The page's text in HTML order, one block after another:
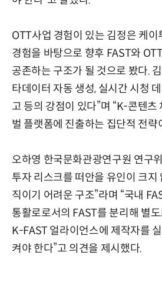
OTT사업 경험이 있는 김정은 케이
경험을 바탕으로 향후 FAST와
공존하는 구조가 될 것으로 봤다.
타데이터 자동 생성, 실시간 시청
고 등의 강점이 있다”며 “K-콘텐
벌 플랫폼에 진출하는 집단적 전략
오하영 한국문화관광연구원 연구
투자 리스크를 떠안을 유인이 크지
직이기 어려운 구조”라며 “국내
통활로로서의 FAST를 분리해 별
K-FAST 얼라이언스에 제작자를
켜야 한다”고 의견을 제시했다.